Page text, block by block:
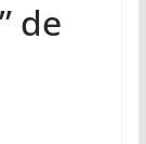
de